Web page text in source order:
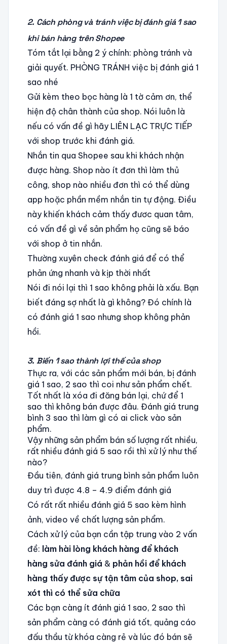
2. Cách phòng và tránh việc bị đánh giá 1 sao
khi bán hàng trên Shopee
Tóm tắt lại bằng 2 ý chính: phòng tránh và
giải quyết. PHÒNG TRÁNH việc bị đánh giá 1
sao nhé
Gửi kèm theo bọc hàng là 1 tờ cảm ơn, thể
hiện độ chân thành của shop. Nói luôn là
nếu có vấn đề gì hãy LIÊN LẠC TRỰC TIẾP
với shop trước khi đánh giá.
Nhắn tin qua Shopee sau khi khách nhận
được hàng. Shop nào ít đơn thì làm thủ
công, shop nào nhiều đơn thì có thể dùng
app hoặc phần mềm nhắn tin tự động. Điều
này khiến khách cảm thấy đươc quan tâm,
có vấn đề gì về sản phẩm họ cũng sẽ báo
với shop ở tin nhắn.
Thường xuyên check đánh giá để có thể
phản ứng nhanh và kịp thời nhất
Nói đi nói lại thì 1 sao không phải là xấu. Bạn
biết đáng sợ nhất là gì không? Đó chính là
có đánh giá 1 sao nhưng shop không phản
hồi.
3. Biến 1 sao thành lợi thế của shop
Thực ra, với các sản phẩm mới bán, bị đánh
giá 1 sao, 2 sao thì coi như sản phẩm chết.
Tốt nhất là xóa đi đăng bán lại, chứ để 1
sao thì không bán được đâu. Đánh giá trung
bình 3 sao thì làm gì có ai click vào sản
phẩm.
Vậy những sản phẩm bán số lượng rất nhiều,
rất nhiều đánh giá 5 sao rồi thì xử lý như thế
nào?
Đầu tiên, đánh giá trung bình sản phẩm luôn
duy trì được 4.8 – 4.9 điểm đánh giá
Có rất rất nhiều đánh giá 5 sao kèm hình
ảnh, video về chất lượng sản phẩm.
Cách xử lý của bạn cần tập trung vào 2 vấn
đề: làm hài lòng khách hàng để khách
hàng sửa đánh giá & phản hồi để khách
hàng thấy được sự tận tâm của shop, sai
xót thì có thể sửa chữa
Các bạn càng ít đánh giá 1 sao, 2 sao thì
sản phẩm càng có đánh giá tốt, quảng cáo
đấu thầu từ khóa càng rẻ và lúc đó bán sẽ